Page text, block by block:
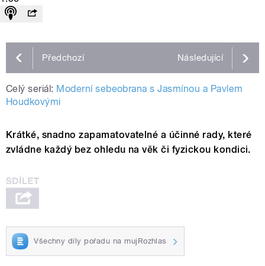
Předchozí Následující
Celý seriál: Moderní sebeobrana s Jasmínou a Pavlem
Houdkovými
Krátké, snadno zapamatovatelné a účinné rady, které
zvládne každý bez ohledu na věk či fyzickou kondici.
Všechny díly pořadu na mujRozhlas